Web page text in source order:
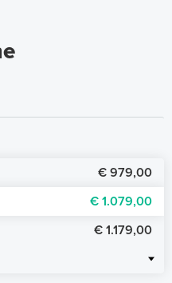
€ 979,00
€ 1.079,00
€ 1.179,00